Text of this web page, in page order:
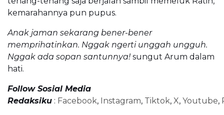
kemarahannya pun pupus.
Anak jaman sekarang bener-bener
memprihatinkan. Nggak ngerti unggah ungguh.
Nggak ada sopan santunnya! sungut Arum dalam
hati.
Follow Sosial Media
Redaksiku : Facebook, Instagram, Tiktok, X, Youtube,